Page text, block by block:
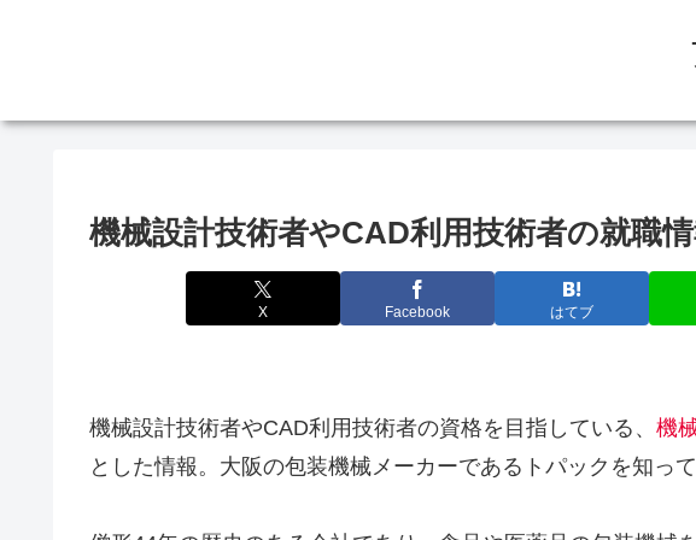
機械設計技術者やCAD利用技術者の就職
X Facebook はてブ
機械設計技術者やCAD利用技術者の資格を目指している、 機
とした情報。大阪の包装機械メーカーであるトパックを知っ